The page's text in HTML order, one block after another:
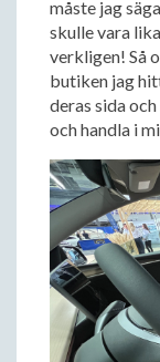
måste jag
skulle vara
verkligen! Så
butiken jag
deras sida
och handla i